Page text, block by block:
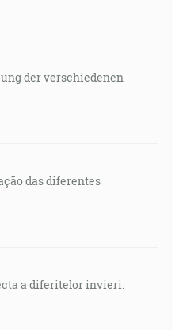
der verschiedenen
das diferentes
a diferitelor invieri.